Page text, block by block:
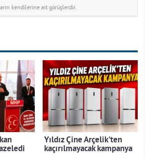
kendilerine ait görüşlerdir.
Yıldız Çine Arçelik'ten
kaçırılmayacak kampanya